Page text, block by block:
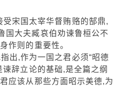
国太宰华督贿赂的郜鼎,
国大夫臧哀伯劝谏鲁桓公不
作则的重要性。
,作为一国之君必须“昭德
辞立论的基础,是全篇之纲
应该从那些方面昭示美德,为